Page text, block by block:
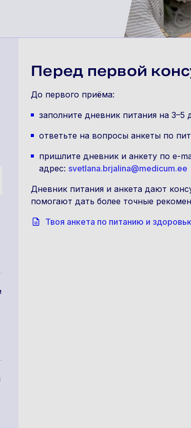
Перед первой
До первого приёма:
заполните дневник питания на 3–5
ответьте на вопросы анкеты по
пришлите дневник и анкету по e-
адрес: svetlana.brjalina@medicum.ee
Дневник питания и анкета дают
помогают дать более точные
Твоя анкета по питанию и